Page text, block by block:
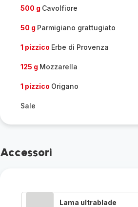
500 g Cavolfiore
50 g Parmigiano grattugiato
1 pizzico Erbe di Provenza
125 g Mozzarella
1 pizzico Origano
Sale
Accessori
Lama ultrablade